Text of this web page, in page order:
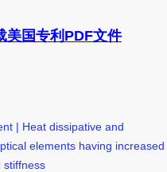
美国专利PDF文件
| Heat dissipative and
elements having increased
stiffness